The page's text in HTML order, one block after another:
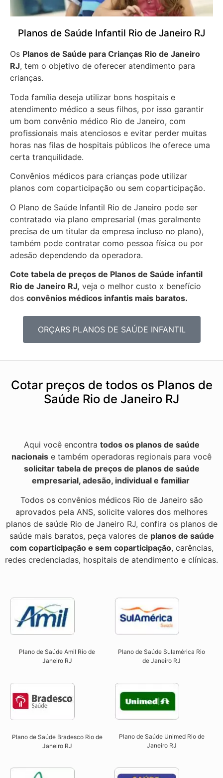
Planos de Saúde Infantil Rio de Janeiro RJ
Os Planos de Saúde para Crianças Rio de Janeiro
RJ, tem o objetivo de oferecer atendimento para
crianças.
Toda família deseja utilizar bons hospitais e
atendimento médico a seus filhos, por isso garantir
um bom convênio médico Rio de Janeiro, com
profissionais mais atenciosos e evitar perder muitas
horas nas filas de hospitais públicos lhe oferece uma
certa tranquilidade.
Convênios médicos para crianças pode utilizar
planos com coparticipação ou sem coparticipação.
O Plano de Saúde Infantil Rio de Janeiro pode ser
contratado via plano empresarial (mas geralmente
precisa de um titular da empresa incluso no plano),
também pode contratar como pessoa física ou por
adesão dependendo da operadora.
Cote tabela de preços de Planos de Saúde infantil
Rio de Janeiro RJ, veja o melhor custo x benefício
dos convênios médicos infantis mais baratos.
ORÇARS PLANOS DE SAÚDE INFANTIL
Cotar preços de todos os Planos de
Saúde Rio de Janeiro RJ
Aqui você encontra todos os planos de saúde
nacionais e também operadoras regionais para você
solicitar tabela de preços de planos de saúde
empresarial, adesão, individual e familiar
Todos os convênios médicos Rio de Janeiro são
aprovados pela ANS, solicite valores dos melhores
planos de saúde Rio de Janeiro RJ, confira os planos de
saúde mais baratos, peça valores de planos de saúde
com coparticipação e sem coparticipação, carências,
redes credenciadas, hospitais de atendimento e clínicas.
Plano de Saúde Amil Rio de
Janeiro RJ
Plano de Saúde Sulamérica Rio
de Janeiro RJ
Plano de Saúde Bradesco Rio de
Janeiro RJ
Plano de Saúde Unimed Rio de
Janeiro RJ